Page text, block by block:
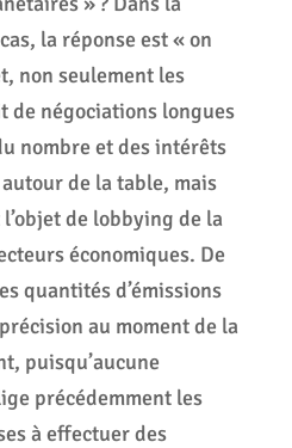
la réponse est « on
non seulement les
de négociations longues
nombre et des intérêts
de la table, mais
de lobbying de la
économiques. De
quantités d’émissions
au moment de la
puisqu’aucune
précédemment les
à effectuer des